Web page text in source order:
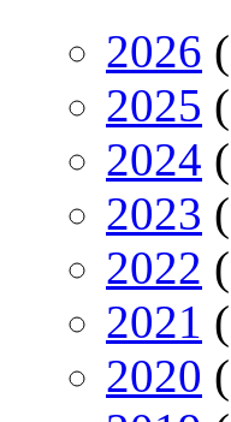
2026
2025
2024
2023
2022
2021
2020